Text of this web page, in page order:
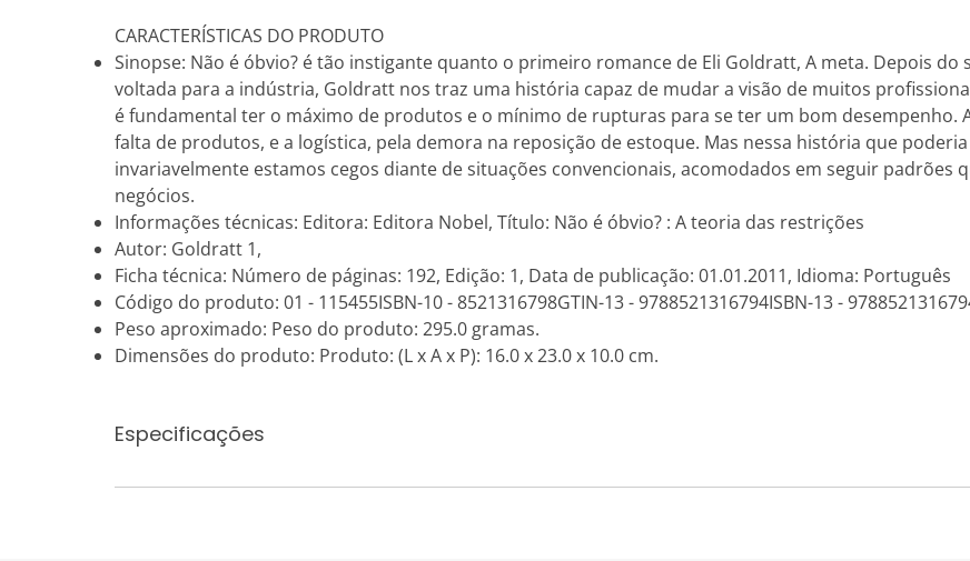
CARACTERÍSTICAS DO PRODUTO
Sinopse: Não é óbvio? é tão instigante quanto o primeiro romance de Eli Goldratt, A meta. Depois do
voltada para a indústria, Goldratt nos traz uma história capaz de mudar a visão de muitos
é fundamental ter o máximo de produtos e o mínimo de rupturas para se ter um bom desempenho.
falta de produtos, e a logística, pela demora na reposição de estoque. Mas nessa história que
invariavelmente estamos cegos diante de situações convencionais, acomodados em seguir padrões
negócios.
Informações técnicas: Editora: Editora Nobel, Título: Não é óbvio? : A teoria das restrições
Autor: Goldratt 1,
Ficha técnica: Número de páginas: 192, Edição: 1, Data de publicação: 01.01.2011, Idioma: Português
Código do produto: 01 - 115455ISBN-10 - 8521316798GTIN-13 - 9788521316794ISBN-13 -
Peso aproximado: Peso do produto: 295.0 gramas.
Dimensões do produto: Produto: (L x A x P): 16.0 x 23.0 x 10.0 cm.
Especificações